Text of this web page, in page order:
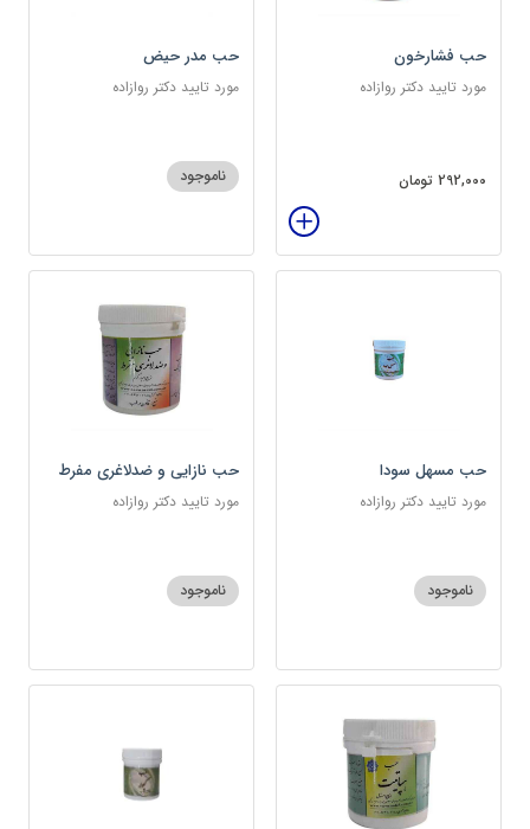
حب فشارخون
مورد تایید دکتر روازاده
292,000 تومان
حب مدر حیض
مورد تایید دکتر روازاده
ناموجود
حب مسهل سودا
مورد تایید دکتر روازاده
ناموجود
حب نازایی و ضدلاغری مفرط
مورد تایید دکتر روازاده
ناموجود